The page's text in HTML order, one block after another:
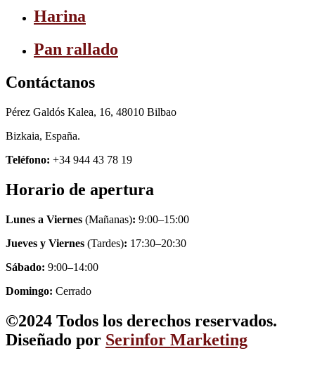
Harina
Pan rallado
Contáctanos
Pérez Galdós Kalea, 16, 48010 Bilbao
Bizkaia, España.
Teléfono: +34 944 43 78 19
Horario de apertura
Lunes a Viernes (Mañanas): 9:00–15:00
Jueves y Viernes (Tardes): 17:30–20:30
Sábado: 9:00–14:00
Domingo: Cerrado
©2024 Todos los derechos reservados.
Diseñado por Serinfor Marketing